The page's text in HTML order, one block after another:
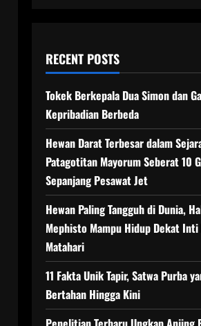
RECENT POSTS
Tokek Berkepala Dua Simon dan
Kepribadian Berbeda
Hewan Darat Terbesar dalam
Patagotitan Mayorum Seberat 10
Sepanjang Pesawat Jet
Hewan Paling Tangguh di Dunia,
Mephisto Mampu Hidup Dekat Inti
Matahari
11 Fakta Unik Tapir, Satwa Purba
Bertahan Hingga Kini